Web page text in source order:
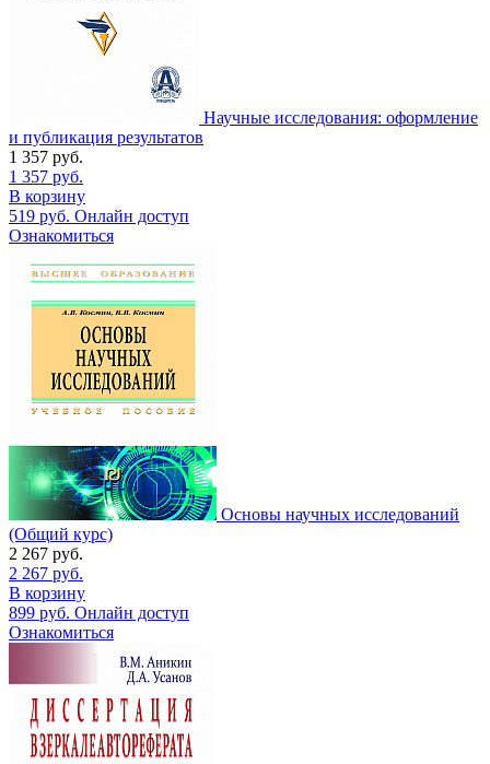
Научные исследования: оформление
и публикация результатов
1 357 руб.
1 357 руб.
В корзину
519 руб. Онлайн доступ
Ознакомиться
Основы научных исследований
(Общий курс)
2 267 руб.
2 267 руб.
В корзину
899 руб. Онлайн доступ
Ознакомиться